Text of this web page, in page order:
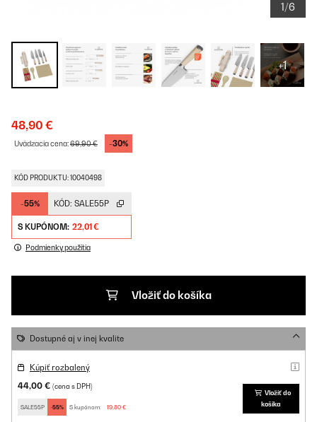
1/6
+1
48,90 €
Uvádzacia cena:69,90 € -30%
KÓD PRODUKTU: 10040498
-55% KÓD: SALE55P
S KUPÓNOM: 22,01 €
Podmienky použitia
Vložiť do košíka
Dostupné aj v inej kvalite
Kúpiť rozbalený
44,00 € (cena s DPH)
SALE55P -55% S kupónom: 19,80 €
Vložiť do
košíka